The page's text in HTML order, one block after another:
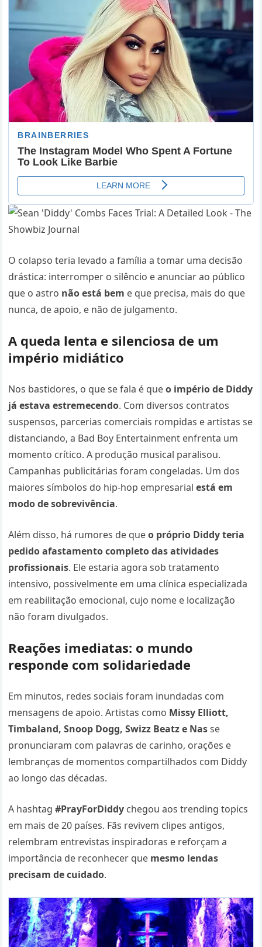
O colapso teria levado a família a tomar uma decisão
drástica: interromper o silêncio e anunciar ao público
que o astro não está bem e que precisa, mais do que
nunca, de apoio, e não de julgamento.
A queda lenta e silenciosa de um
império midiático
Nos bastidores, o que se fala é queo império de Diddy
já estava estremecendo. Com diversos contratos
suspensos, parcerias comerciais rompidas e artistas se
distanciando, a Bad Boy Entertainment enfrenta um
momento crítico. A produção musical paralisou.
Campanhas publicitárias foram congeladas. Um dos
maiores símbolos do hip-hop empresarialestá em
modo de sobrevivência.
Além disso, há rumores de queo próprio Diddy teria
pedido afastamento completo das atividades
profissionais. Ele estaria agora sob tratamento
intensivo, possivelmente em uma clínica especializada
em reabilitação emocional, cujo nome e localização
não foram divulgados.
Reações imediatas: o mundo
responde com solidariedade
Em minutos, redes sociais foram inundadas com
mensagens de apoio. Artistas como Missy Elliott,
Timbaland, Snoop Dogg, Swizz Beatz e Nasse
pronunciaram com palavras de carinho, orações e
lembranças de momentos compartilhados com Diddy
ao longo das décadas.
A hashtag#PrayForDiddy chegou aos trending topics
em mais de 20 países. Fãs revivem clipes antigos,
relembram entrevistas inspiradoras e reforçam a
importância de reconhecer que mesmo lendas
precisam de cuidado.